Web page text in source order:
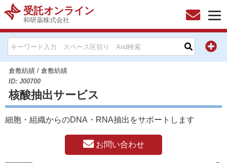
受託オンライン
和研薬株式会社
倉敷紡績/ 倉敷紡績
ID: J00700
核酸抽出サービス
細胞・組織からのDNA・RNA抽出をサポートします
お問い合わせ
HOME
お問い合わせ
お知らせ
キャンペーン情報一覧
製品カテゴリー一覧